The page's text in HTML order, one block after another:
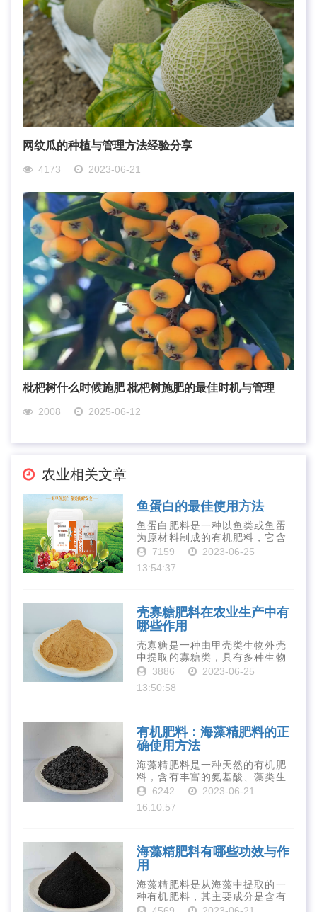
网纹瓜的种植与管理方法经验分享
4173 2023-06-21
枇杷树什么时候施肥 枇杷树施肥的最佳时机与管理
2008 2025-06-12
农业相关文章
鱼蛋白的最佳使用方法
鱼蛋白肥料是一种以鱼类或鱼蛋
为原材料制成的有机肥料，它含
有丰富的营养物质，如氮、磷、
元素和植物生长因子。这些营养
7159
2023-06-25
13:54:37
壳寡糖肥料在农业生产中有
哪些作用
壳寡糖是一种由甲壳类生物外壳
中提取的寡糖类，具有多种生物
活性和营养价值。在农业生产
是作为一种新型的有机肥料，壳
3886
2023-06-25
13:50:58
有机肥料：海藻精肥料的正
确使用方法
海藻精肥料是一种天然的有机肥
料，含有丰富的氨基酸、藻类生
长素、维生素、微量元素、蛋白
力、促进植物生长、增强植物抗
6242
2023-06-21
16:10:57
海藻精肥料有哪些功效与作
用
海藻精肥料是从海藻中提取的一
种有机肥料，其主要成分是含有
丰富的微量元素、植物生长素、